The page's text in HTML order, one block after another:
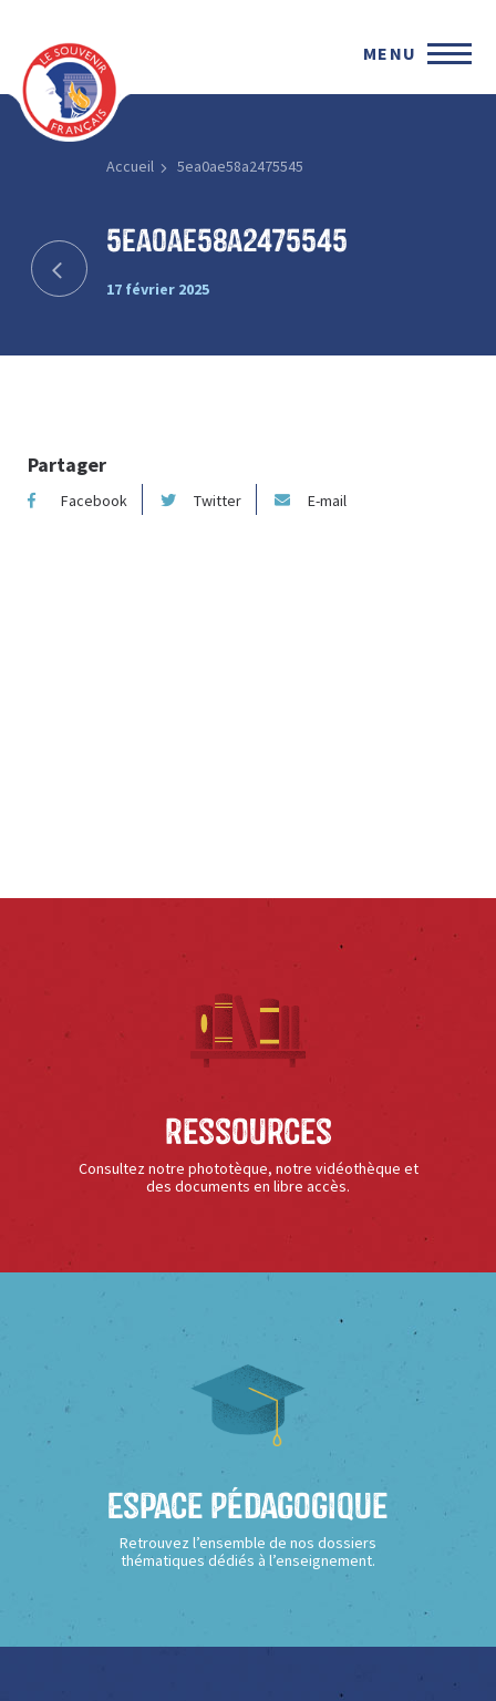
MENU
Accueil 5ea0ae58a2475545
5ea0ae58a2475545
17 février 2025
Partager
Facebook Twitter E-mail
Ressources
Consultez notre phototèque, notre vidéothèque et
des documents en libre accès.
Espace Pédagogique
Retrouvez l’ensemble de nos dossiers
thématiques dédiés à l’enseignement.